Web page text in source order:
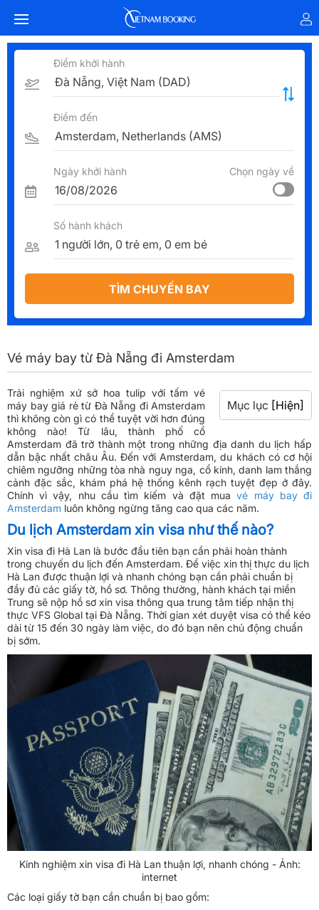
Điểm khởi hành
Điểm đến
Ngày khởi hành Chọn ngày về
Số hành khách
TÌM CHUYẾN BAY
Vé máy bay từ Đà Nẵng đi Amsterdam
Mục lục [Hiện]
Trải nghiệm xứ sở hoa tulip với tấm vé
máy bay giá rẻ từ Đà Nẵng đi Amsterdam
thì không còn gì có thể tuyệt vời hơn đúng
không nào! Từ lâu, thành phố cổ
Amsterdam đã trở thành một trong những địa danh du lịch hấp
dẫn bậc nhất châu Âu. Đến với Amsterdam, du khách có cơ hội
chiêm ngưỡng những tòa nhà nguy nga, cổ kính, danh lam thắng
cảnh đặc sắc, khám phá hệ thống kênh rạch tuyệt đẹp ở đây.
Chính vì vậy, nhu cầu tìm kiếm và đặt muavé máy bay đi
Amsterdam luôn không ngừng tăng cao qua các năm.
Du lịch Amsterdam xin visa như thế nào?
Xin visa đi Hà Lan là bước đầu tiên bạn cần phải hoàn thành
trong chuyến du lịch đến Amsterdam. Để việc xin thị thực du lịch
Hà Lan được thuận lợi và nhanh chóng bạn cần phải chuẩn bị
đầy đủ các giấy tờ, hồ sơ. Thông thường, hành khách tại miền
Trung sẽ nộp hồ sơ xin visa thông qua trung tâm tiếp nhận thị
thực VFS Global tại Đà Nẵng. Thời gian xét duyệt visa có thể kéo
dài từ 15 đến 30 ngày làm việc, do đó bạn nên chủ động chuẩn
bị sớm.
Kinh nghiệm xin visa đi Hà Lan thuận lợi, nhanh chóng - Ảnh:
internet
Các loại giấy tờ bạn cần chuẩn bị bao gồm: